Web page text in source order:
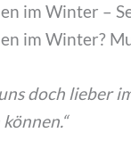
im Winter –
im Winter?
uns doch lieber